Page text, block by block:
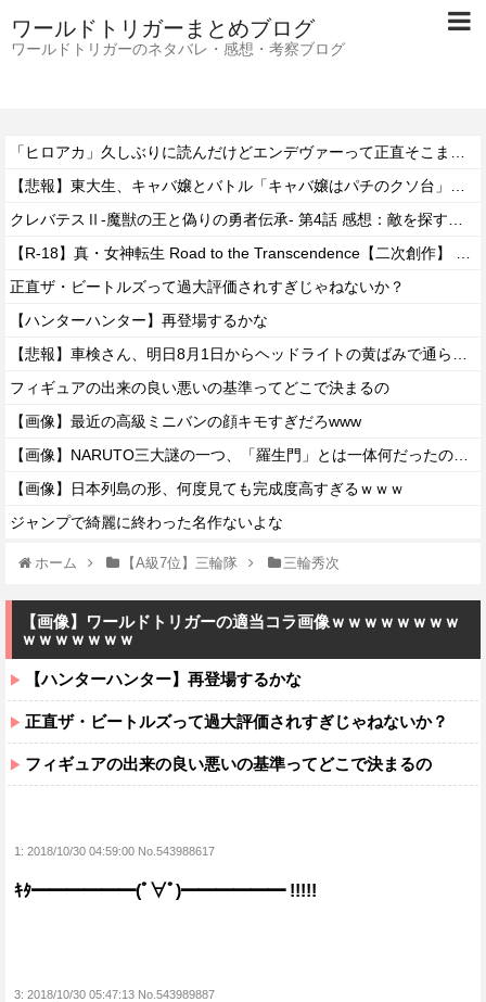
ワールドトリガーまとめブログ
ワールドトリガーのネタバレ・感想・考察ブログ
正直ザ・ビートルズって過大評価されすぎじゃねないか？
【ハンターハンター】再登場するかな
フィギュアの出来の良い悪いの基準ってどこで決まるの
【画像】最近の高級ミニバンの顔キモすぎだろwww
【画像】日本列島の形、何度見ても完成度高すぎるｗｗｗ
ジャンプで綺麗に終わった名作ないよな
ホーム 【A級7位】三輪隊 三輪秀次
【画像】ワールドトリガーの適当コラ画像ｗｗｗｗｗｗｗｗ
ｗｗｗｗｗｗｗ
【ハンターハンター】再登場するかな
正直ザ・ビートルズって過大評価されすぎじゃねないか？
フィギュアの出来の良い悪いの基準ってどこで決まるの
1: 2018/10/30 04:59:00 No.543988617
ｷﾀ━━━━━━(ﾟ∀ﾟ)━━━━━━ !!!!!
3: 2018/10/30 05:47:13 No.543989887